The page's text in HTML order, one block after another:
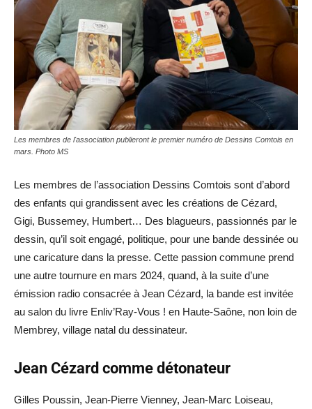
Les membres de l'association publieront le premier numéro de Dessins Comtois en
mars. Photo MS
Les membres de l’association Dessins Comtois sont d’abord
des enfants qui grandissent avec les créations de Cézard,
Gigi, Bussemey, Humbert… Des blagueurs, passionnés par le
dessin, qu’il soit engagé, politique, pour une bande dessinée ou
une caricature dans la presse. Cette passion commune prend
une autre tournure en mars 2024, quand, à la suite d’une
émission radio consacrée à Jean Cézard, la bande est invitée
au salon du livre Enliv’Ray-Vous ! en Haute-Saône, non loin de
Membrey, village natal du dessinateur.
Jean Cézard comme détonateur
Gilles Poussin, Jean-Pierre Vienney, Jean-Marc Loiseau,